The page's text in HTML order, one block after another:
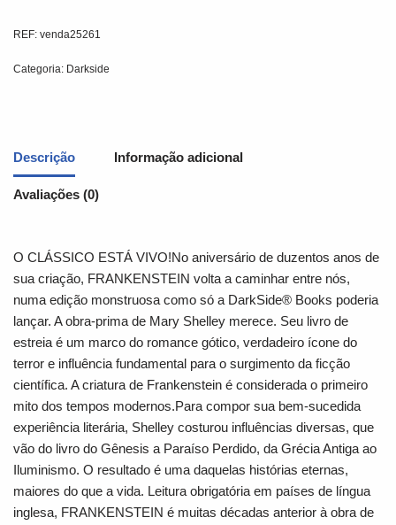
REF: venda25261
Categoria: Darkside
Descrição Informação adicional
Avaliações (0)
O CLÁSSICO ESTÁ VIVO!No aniversário de duzentos anos de
sua criação, FRANKENSTEIN volta a caminhar entre nós,
numa edição monstruosa como só a DarkSide® Books poderia
lançar. A obra-prima de Mary Shelley merece. Seu livro de
estreia é um marco do romance gótico, verdadeiro ícone do
terror e influência fundamental para o surgimento da ficção
científica. A criatura de Frankenstein é considerada o primeiro
mito dos tempos modernos.Para compor sua bem-sucedida
experiência literária, Shelley costurou influências diversas, que
vão do livro do Gênesis a Paraíso Perdido, da Grécia Antiga ao
Iluminismo. O resultado é uma daquelas histórias eternas,
maiores do que a vida. Leitura obrigatória em países de língua
inglesa, FRANKENSTEIN é muitas décadas anterior à obra de